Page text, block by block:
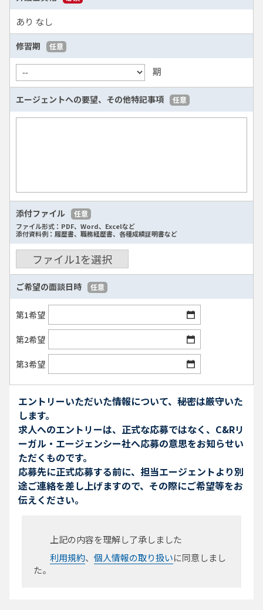
あり なし
修習期 任意
期
エージェントへの要望、 その他特記事項 任意
添付ファイル 任意
ファイル形式：PDF、Word、Excelなど
添付資料例：履歴書、職務経歴書、各種成績証明書など
ファイル1を選択
ご希望の面談日時 任意
第1希望
第2希望
第3希望
エントリーいただいた情報について、秘密は厳守いた
します。
求人へのエントリーは、正式な応募ではなく、C&Rリ
ーガル・エージェンシー社へ応募の意思をお知らせい
ただくものです。
応募先に正式応募する前に、担当エージェントより別
途ご連絡を差し上げますので、その際にご希望等をお
伝えください。
上記の内容を理解し了承しました
利用規約、 個人情報の取り扱いに同意しまし
た。